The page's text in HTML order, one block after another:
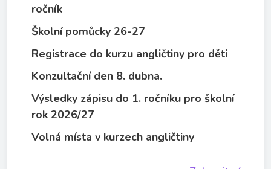
ročník
Školní pomůcky 26-27
Registrace do kurzu angličtiny pro děti
Konzultační den 8. dubna.
Výsledky zápisu do 1. ročníku pro školní
rok 2026/27
Volná místa v kurzech angličtiny